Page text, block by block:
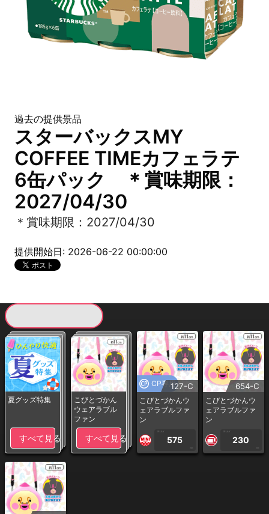
過去の提供景品
スターバックスMY
COFFEE TIMEカフェラテ
6缶パック ＊賞味期限：
2027/04/30
＊賞味期限：2027/04/30
提供開始日: 2026-06-22 00:00:00
夏グッズ特集
すべて見る
こびとづかん
ウェアラブル
ファン
すべて見る
CP専用127-C
こびとづかんウ
ェアラブルファ
ン
1PLAY
575
CP
654-C
こびとづかんウ
ェアラブルファ
ン
1PLAY
230
CP